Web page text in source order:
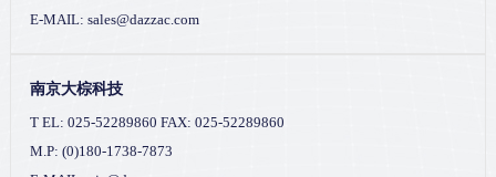
E-MAIL: sales@dazzac.com
南京大棕科技
T EL: 025-52289860 FAX: 025-52289860
M.P: (0)180-1738-7873